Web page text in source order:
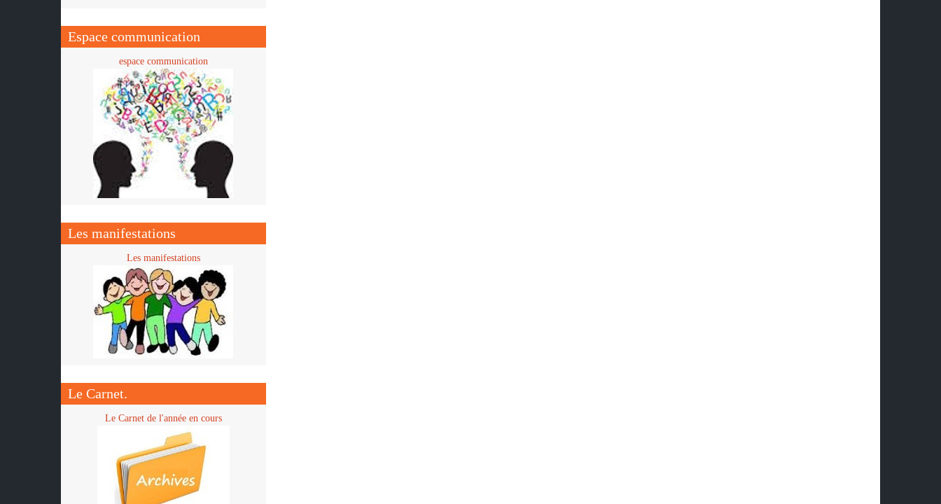
Espace communication
espace communication
Les manifestations
Les manifestations
Le Carnet.
Le Carnet de l'année en cours